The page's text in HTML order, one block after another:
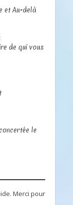
et Au-delà
de qui vous
le
Merci pour